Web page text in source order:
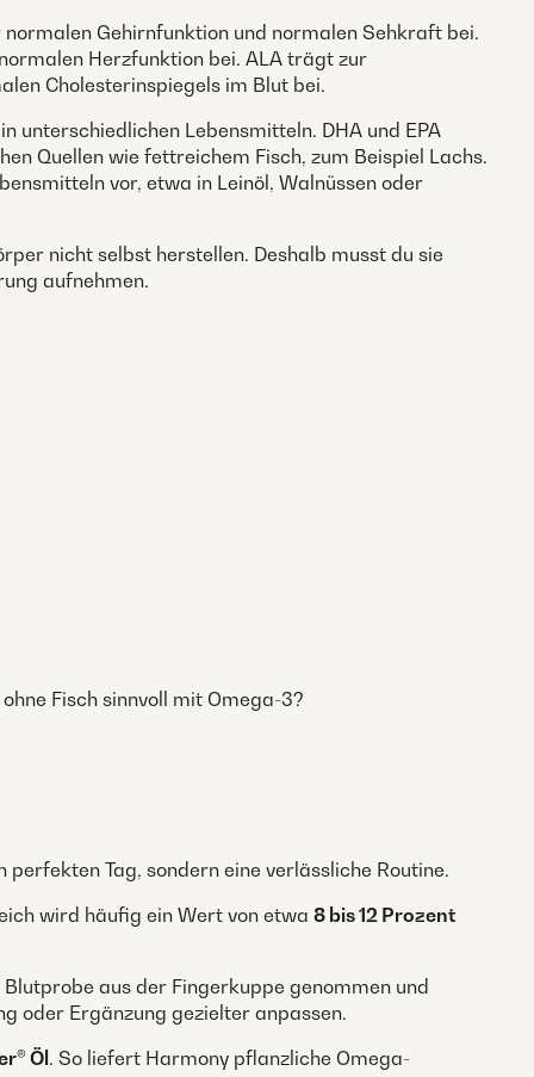
Gehirnfunktion und normalen Sehkraft bei.
Herzfunktion bei. ALA trägt zur
Cholesterinspiegels im Blut bei.
unterschiedlichen Lebensmitteln. DHA und EPA
Quellen wie fettreichem Fisch, zum Beispiel Lachs.
vor, etwa in Leinöl, Walnüssen oder
nicht selbst herstellen. Deshalb musst du sie
aufnehmen.
Fisch sinnvoll mit Omega-3?
Tag, sondern eine verlässliche Routine.
wird häufig ein Wert von etwa 8 bis 12 Prozent
aus der Fingerkuppe genommen und
oder Ergänzung gezielter anpassen.
Öl . So liefert Harmony pflanzliche Omega-